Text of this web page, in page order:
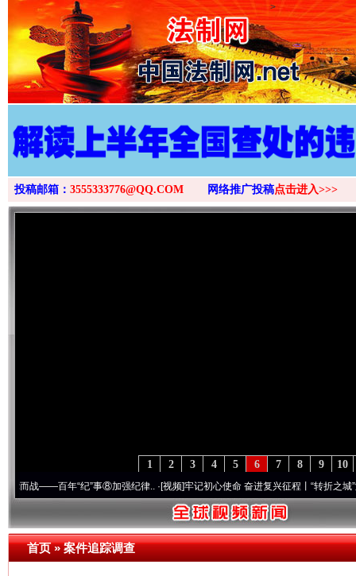
>
投稿邮箱： 3555333776@QQ.COM 网络推广投稿点击进入>>>
10
9
8
7
6
5
4
3
2
1
加强纪律..·[视频]牢记初心使命 奋进复兴征程丨“转折之城”激荡..·[视频] 牢记初心
首页»案件追踪调查